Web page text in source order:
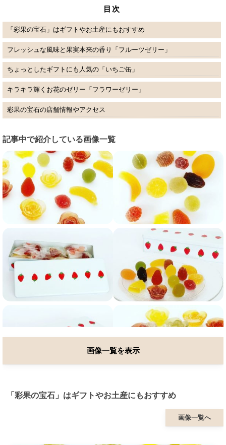
目次
「彩果の宝石」はギフトやお土産にもおすすめ
フレッシュな風味と果実本来の香り「フルーツゼリー」
ちょっとしたギフトにも人気の「いちご缶」
キラキラ輝くお花のゼリー「フラワーゼリー」
彩果の宝石の店舗情報やアクセス
記事中で紹介している画像一覧
画像一覧を表示
「彩果の宝石」はギフトやお土産にもおすすめ
画像一覧へ